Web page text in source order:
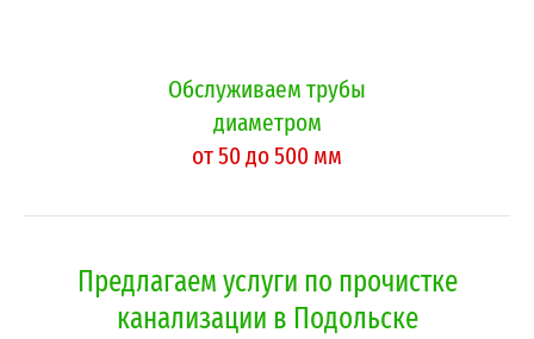
Обслуживаем трубы
диаметром
от 50 до 500 мм
Предлагаем услуги по прочистке
канализации в Подольске